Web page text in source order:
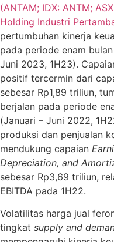
(ANTAM; IDX: ANTM;
Holding Industri
pertumbuhan kinerja
pada periode enam
Juni 2023, 1H23).
positif tercermin dari
sebesar Rp1,89 triliun,
berjalan pada periode
(Januari – Juni 2022,
produksi dan penjualan
mendukung capaian
Depreciation, and
sebesar Rp3,69 triliun,
EBITDA pada 1H22.
Volatilitas harga jual
tingkat supply and